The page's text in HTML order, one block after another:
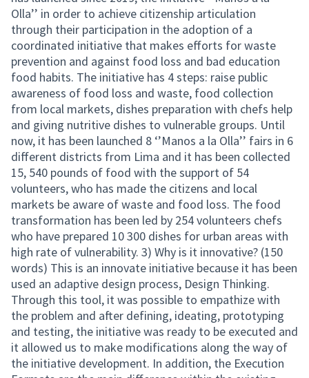
Olla’’ in order to achieve citizenship articulation
through their participation in the adoption of a
coordinated initiative that makes efforts for waste
prevention and against food loss and bad education
food habits. The initiative has 4 steps: raise public
awareness of food loss and waste, food collection
from local markets, dishes preparation with chefs help
and giving nutritive dishes to vulnerable groups. Until
now, it has been launched 8 ‘’Manos a la Olla’’ fairs in 6
different districts from Lima and it has been collected
15, 540 pounds of food with the support of 54
volunteers, who has made the citizens and local
markets be aware of waste and food loss. The food
transformation has been led by 254 volunteers chefs
who have prepared 10 300 dishes for urban areas with
high rate of vulnerability. 3) Why is it innovative? (150
words) This is an innovate initiative because it has been
used an adaptive design process, Design Thinking.
Through this tool, it was possible to empathize with
the problem and after defining, ideating, prototyping
and testing, the initiative was ready to be executed and
it allowed us to make modifications along the way of
the initiative development. In addition, the Execution